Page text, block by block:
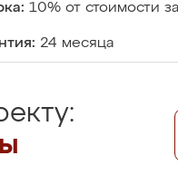
10% от стоимости
24 месяца